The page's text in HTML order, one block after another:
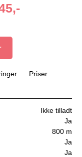
Priser
Ikke tilladt
Ja
800 m
Ja
Ja